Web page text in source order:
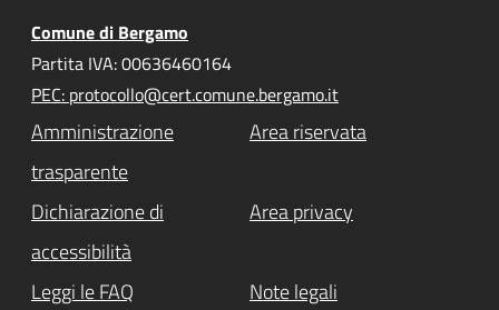
Comune di Bergamo
Partita IVA: 00636460164
PEC: protocollo@cert.comune.bergamo.it
Amministrazione
trasparente
Area riservata
Dichiarazione di
accessibilità
Area privacy
Leggi le FAQ Note legali